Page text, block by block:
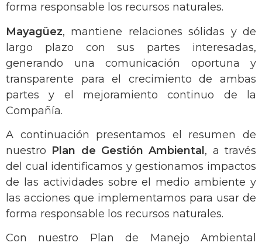
forma responsable los recursos naturales.
Mayagüez, mantiene relaciones sólidas y de
largo plazo con sus partes interesadas,
generando una comunicación oportuna y
transparente para el crecimiento de ambas
partes y el mejoramiento continuo de la
Compañía.
A continuación presentamos el resumen de
nuestro Plan de Gestión Ambiental , a través
del cual identificamos y gestionamos impactos
de las actividades sobre el medio ambiente y
las acciones que implementamos para usar de
forma responsable los recursos naturales.
Con nuestro Plan de Manejo Ambiental